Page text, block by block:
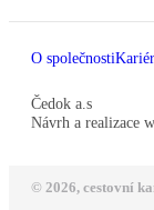
O společnosti
Čedok a.s
Návrh a realizace
© 2026, cestovní